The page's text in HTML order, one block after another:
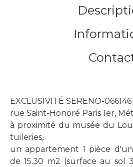
EXCLUSIVITÉ SERENO-
rue Saint-Honoré Paris 1er,
à proximité du musée du
tuileries,
un appartement 1 pièce
de 15.30 m2 (surface au sol